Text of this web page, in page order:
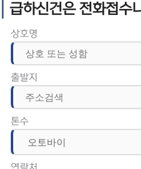
급하신건은 전화접수
상호명
출발지
톤수